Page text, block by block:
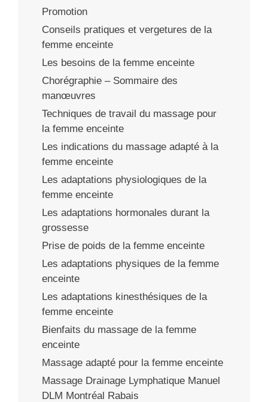
Promotion
Conseils pratiques et vergetures de la
femme enceinte
Les besoins de la femme enceinte
Chorégraphie – Sommaire des
manœuvres
Techniques de travail du massage pour
la femme enceinte
Les indications du massage adapté à la
femme enceinte
Les adaptations physiologiques de la
femme enceinte
Les adaptations hormonales durant la
grossesse
Prise de poids de la femme enceinte
Les adaptations physiques de la femme
enceinte
Les adaptations kinesthésiques de la
femme enceinte
Bienfaits du massage de la femme
enceinte
Massage adapté pour la femme enceinte
Massage Drainage Lymphatique Manuel
DLM Montréal Rabais